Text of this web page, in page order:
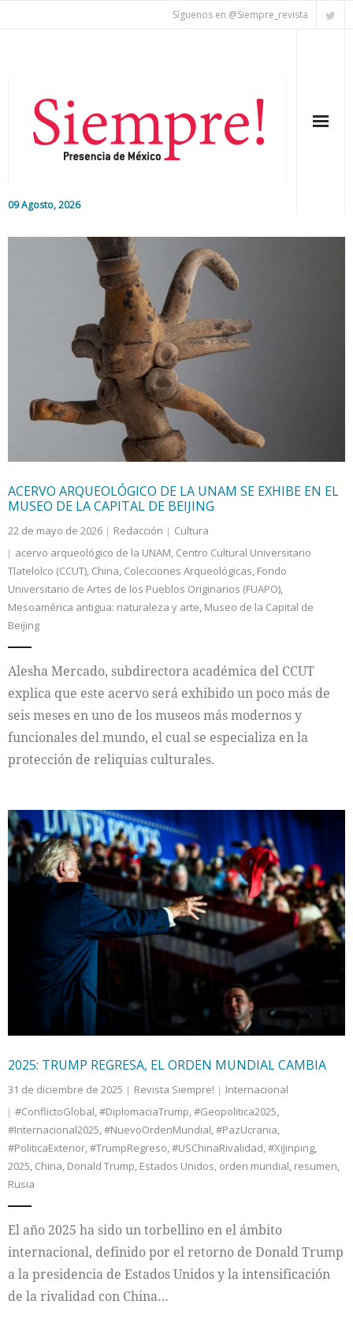
Síguenos en @Siempre_revista
09 Agosto, 2026
Colaboradores
Internacional
Cultura
ACERVO ARQUEOLÓGICO DE LA UNAM SE EXHIBE EN EL
MUSEO DE LA CAPITAL DE BEIJING
22 de mayo de 2026 Redacción
Cultura
acervo arqueológico de la UNAM, Centro Cultural Universitario
Tlatelolco (CCUT), China, Colecciones Arqueológicas, Fondo
Universitario de Artes de los Pueblos Originarios (FUAPO),
Mesoamérica antigua: naturaleza y arte, Museo de la Capital de
Beijing
Alesha Mercado, subdirectora académica del CCUT
explica que este acervo será exhibido un poco más de
seis meses en uno de los museos más modernos y
funcionales del mundo, el cual se especializa en la
protección de reliquias culturales.
2025: TRUMP REGRESA, EL ORDEN MUNDIAL CAMBIA
31 de diciembre de 2025 Revista Siempre!
Internacional
#ConflictoGlobal,#DiplomaciaTrump,#Geopolitica2025,
#Internacional2025,#NuevoOrdenMundial,#PazUcrania,
#PoliticaExterior,#TrumpRegreso,#USChinaRivalidad,#XiJinping,
2025, China, Donald Trump, Estados Unidos, orden mundial, resumen,
Rusia
El año 2025 ha sido un torbellino en el ámbito
internacional, definido por el retorno de Donald Trump
a la presidencia de Estados Unidos y la intensificación
de la rivalidad con China…